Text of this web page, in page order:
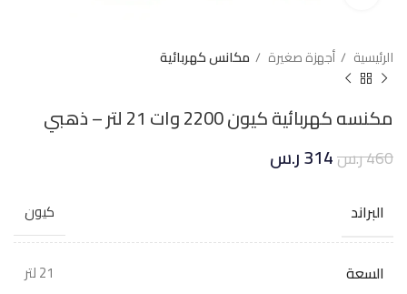
الرئيسية أجهزة صغيرة مكانس كهربائية
مكنسه كهربائية كيون 2200 وات 21 لتر – ذهبي
460ر.س314ر.س
البراند كيون
السعة 21 لتر